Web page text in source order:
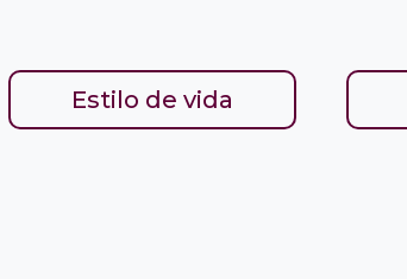
Estilo de vida